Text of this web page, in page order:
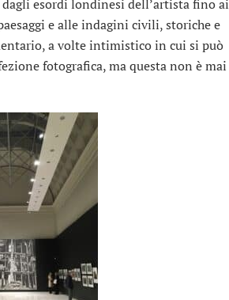
esordi londinesi dell’artista fino ai
e alle indagini civili, storiche e
a volte intimistico in cui si può
fotografica, ma questa non è mai